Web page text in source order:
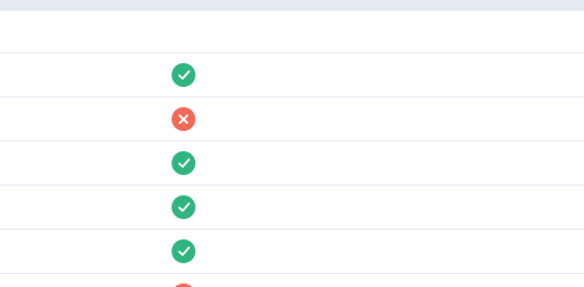
vorhanden
fehlt
vorhanden
vorhanden
vorhanden